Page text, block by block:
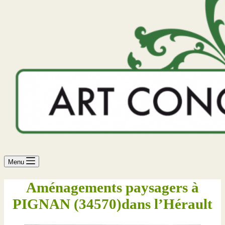
Menu
Aménagements paysagers à
PIGNAN (34570)dans l’Hérault